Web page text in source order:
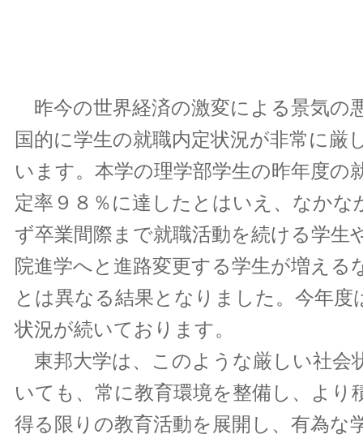
昨今の世界経済の激変による景気の
国的に学生の就職内定状況が非常に厳
います。本学の理学部学生の昨年度の
定率９８％に達したとはいえ、なかな
ず卒業間際まで就職活動を続ける学生
院進学へと進路変更する学生が増え
とは異なる結果となりました。今年度
状況が続いております。
東邦大学は、このような厳しい社会
いても、常に教育環境を整備し、より
得る限りの教育活動を展開し、有為な